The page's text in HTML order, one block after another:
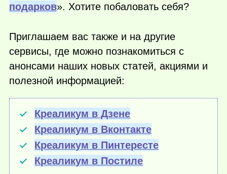
подарков». Хотите побаловать себя?
Приглашаем вас также и на другие
сервисы, где можно познакомиться с
анонсами наших новых статей, акциями и
полезной информацией:
Креаликум в Дзене
Креаликум в Вконтакте
Креаликум в Пинтересте
Креаликум в Постиле